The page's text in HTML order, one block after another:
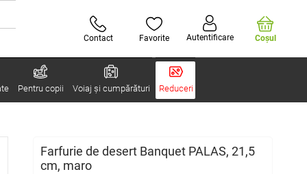
Contact Favorite Autentificare Coşul
Pentru copii Voiaj și cumpărături Reduceri
Farfurie de desert Banquet PALAS, 21,5
cm, maro